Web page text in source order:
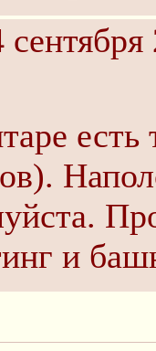
есть
и